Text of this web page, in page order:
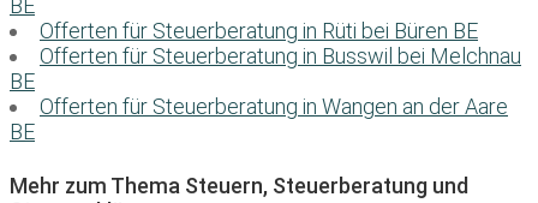
BE
Offerten für Steuerberatung in Rüti bei Büren BE
Offerten für Steuerberatung in Busswil bei Melchnau
BE
Offerten für Steuerberatung in Wangen an der Aare
BE
Mehr zum Thema Steuern, Steuerberatung und